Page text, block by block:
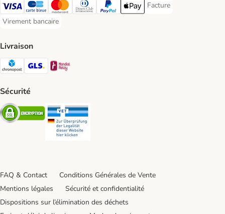
Visa Payment Method
carte bleue Payment Method
Master Card Payment Method
Diners Club Payment Method
Paypal Payment Method
Apple Pay Payment Method
Facture
Facture Payment Method
Virement bancaire
Virement bancaire Payment Method
Livraison
Chronopost Shipping Method
GLS Shipping Method
Sécurité
Security
FAQ & Contact
Conditions Générales de Vente
Mentions légales
Sécurité et confidentialité
Dispositions sur l’élimination des déchets